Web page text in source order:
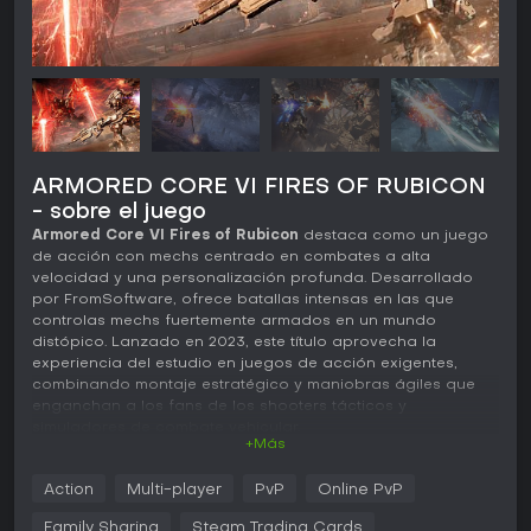
ARMORED CORE VI FIRES OF RUBICON
- sobre el juego
Armored Core VI Fires of Rubicon destaca como un juego
de acción con mechs centrado en combates a alta
velocidad y una personalización profunda. Desarrollado
por FromSoftware, ofrece batallas intensas en las que
controlas mechs fuertemente armados en un mundo
distópico. Lanzado en 2023, este título aprovecha la
experiencia del estudio en juegos de acción exigentes,
combinando montaje estratégico y maniobras ágiles que
enganchan a los fans de los shooters tácticos y
Armored Core VI Fires of Rubicon
gira en torno a pilotar mechs personalizables en misiones
+Más
Action Multi-player PvP Online PvP